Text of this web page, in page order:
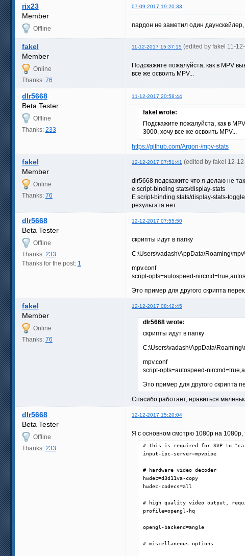
rix23 07-09-2017 19:20:33
Member
Offline пардон не заметил один
fakel 11-12-2017 15:37:15 (edited by fakel 11-
Member
Online
Thanks: 76
Подскажите пожалуйста, как в MPV
все же освоить MPV...
dlr5668 11-12-2017 20:58:44
Beta Tester
Offline
Thanks: 233
fakel wrote:
Подскажите пожалуйста, как в
3000, хочу все же освоить MPV...
https://github.com/Argon-/mpv-stats
fakel 12-12-2017 07:51:41 (edited by fakel 12-
Member
Online
Thanks: 76
dlr5668 подскажите что я делаю не
e script-binding stats/display-stats
E script-binding stats/display-stats-toggle
результата нет.
dlr5668 12-12-2017 07:55:50
Beta Tester
Offline
Thanks: 233
Thanks for the post: 1
скрипты идут в папку
mpv.conf
script-opts=autospeed-
Это пример для другого скрипта
fakel 12-12-2017 08:42:45
Member
Online
Thanks: 76
dlr5668 wrote:
скрипты идут в папку
mpv.conf
script-opts=autospeed-
Это пример для другого скрипта
Спасибо работает, нравиться
dlr5668 12-12-2017 15:20:04
Beta Tester
Offline
Thanks: 233
Я с основном смотрю 1080р на 1080р,
# this is required for SVP to
input-ipc-server=mpvpipe
# hardware video decoder
hwdec=d3d11va-copy
hwdec-codecs=all
# high quality video output,
profile=opengl-hq
opengl-backend=angle
# miscellaneous options